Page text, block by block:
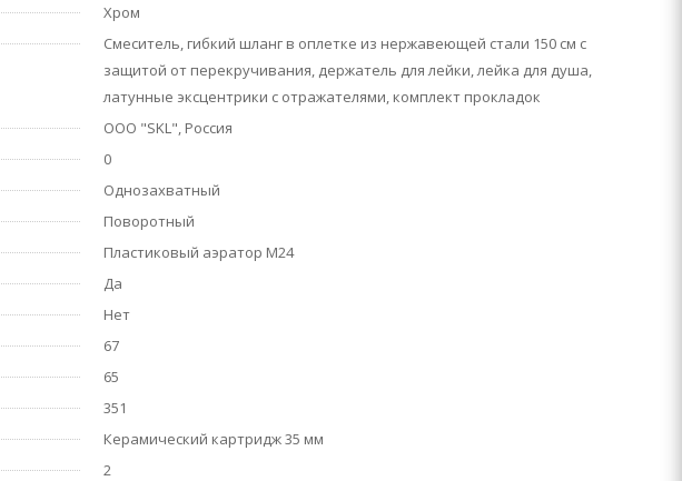
Хром
Смеситель, гибкий шланг в оплетке из нержавеющей стали 150 см с
защитой от перекручивания, держатель для лейки, лейка для душа,
латунные эксцентрики с отражателями, комплект прокладок
ООО "SKL", Россия
0
Однозахватный
Поворотный
Пластиковый аэратор M24
Да
Нет
67
65
351
Керамический картридж 35 мм
2